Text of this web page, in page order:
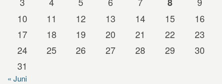
10
11 12 13 14 15
16
17
18 19 20 21 22
23
24
25 26 27 28 29
30
31
« Juni